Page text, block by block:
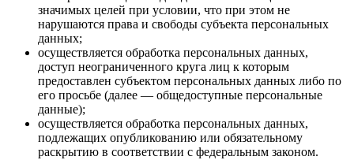
значимых целей при условии, что при этом не
нарушаются права и свободы субъекта персональных
данных;
осуществляется обработка персональных данных,
доступ неограниченного круга лиц к которым
предоставлен субъектом персональных данных либо по
его просьбе (далее — общедоступные персональные
данные);
осуществляется обработка персональных данных,
подлежащих опубликованию или обязательному
раскрытию в соответствии с федеральным законом.